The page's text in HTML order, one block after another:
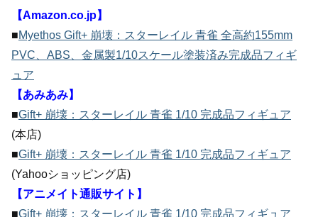
【Amazon.co.jp】
■Myethos Gift+ 崩壊：スターレイル 青雀 全高約155mm
PVC、ABS、金属製1/10スケール塗装済み完成品フィギ
ュア
【あみあみ】
■Gift+ 崩壊：スターレイル 青雀 1/10 完成品フィギュア
(本店)
■Gift+ 崩壊：スターレイル 青雀 1/10 完成品フィギュア
(Yahooショッピング店)
【アニメイト通販サイト】
■Gift+ 崩壊：スターレイル 青雀 1/10 完成品フィギュア